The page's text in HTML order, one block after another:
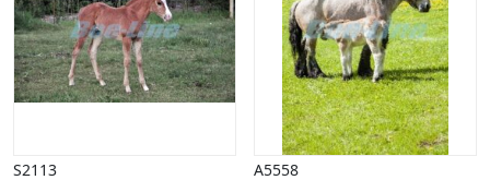
Mennesker
Nationalflag, verdenskort
Natur
Nytår
S2113 A5558